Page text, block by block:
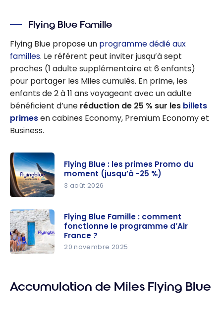
Flying Blue Famille
Flying Blue propose un programme dédié aux
familles. Le référent peut inviter jusqu’à sept
proches (1 adulte supplémentaire et 6 enfants)
pour partager les Miles cumulés. En prime, les
enfants de 2 à 11 ans voyageant avec un adulte
bénéficient d’une réduction de 25 % sur les billets
primesen cabines Economy, Premium Economy et
Business.
les primes
Promo du
moment
(jusqu’à
Flying Blue : les primes Promo du
moment (jusqu’à -25 %)
3 août 2026
comment
Flying Blue Famille : comment
fonctionne le programme d’Air
France ?
20 novembre 2025
Accumulation de Miles Flying Blue